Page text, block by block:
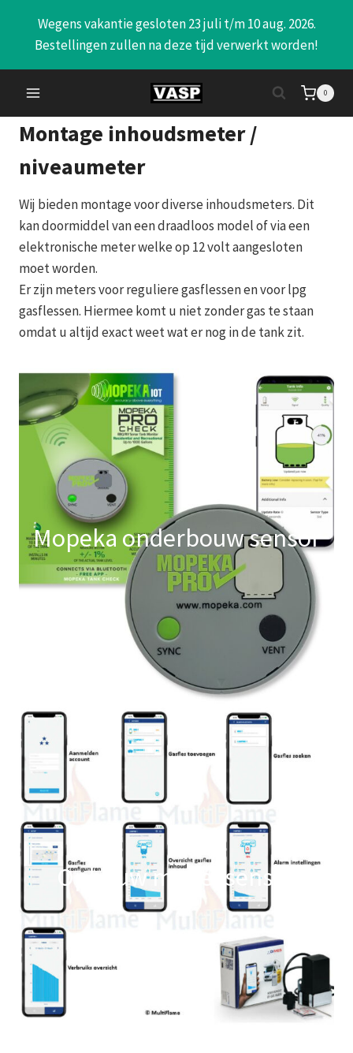
inhoud
Wegens vakantie gesloten 23 juli t/m 10 aug. 2026.
Bestellingen zullen na deze tijd verwerkt worden!
0
Montage inhoudsmeter /
niveaumeter
Wij bieden montage voor diverse inhoudsmeters. Dit
kan doormiddel van een draadloos model of via een
elektronische meter welke op 12 volt aangesloten
moet worden.
Er zijn meters voor reguliere gasflessen en voor lpg
gasflessen. Hiermee komt u niet zonder gas te staan
omdat u altijd exact weet wat er nog in de tank zit.
Mopeka onderbouw sensor
Opbouw model sensor